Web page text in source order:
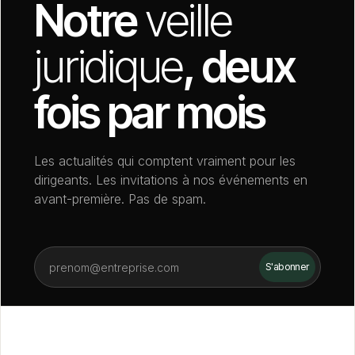
Notreveille
juridique, deux
fois par mois
Les actualités qui comptent vraiment pour les
dirigeants. Les invitations à nos événements en
avant-première. Pas de spam.